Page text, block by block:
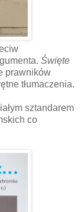
Święte
prawników
tłumaczenia.
sztandarem
co